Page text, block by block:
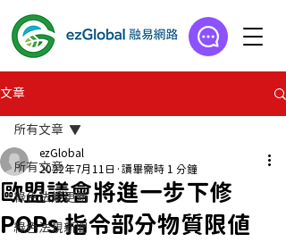
文章
所有文章
綠色法規更新
綠色法規新聞
所有文章
歐盟議會將進一步下修
POPs 指令部分物質限值
ezGlobal
2022年7月11日
讀畢需時 1 分鐘